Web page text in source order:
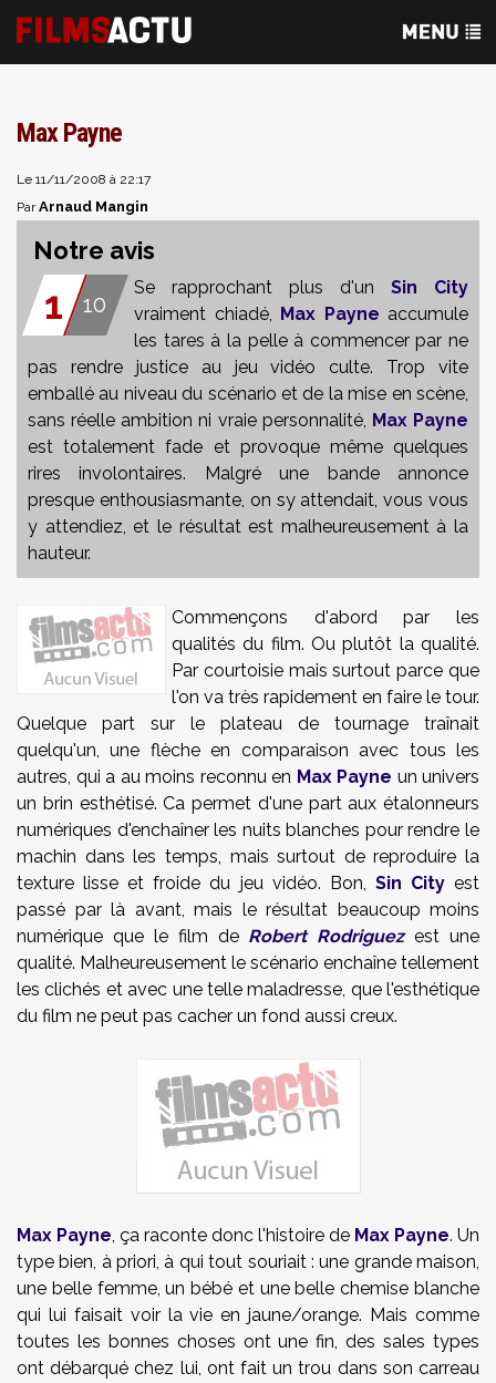
Max Payne
Le 11/11/2008 à 22:17
ParArnaud Mangin
Notre avis
1 10
Se rapprochant plus d'un Sin City
vraiment chiadé, Max Payne accumule
les tares à la pelle à commencer par ne
pas rendre justice au jeu vidéo culte. Trop vite
emballé au niveau du scénario et de la mise en scène,
sans réelle ambition ni vraie personnalité, Max Payne
est totalement fade et provoque même quelques
rires involontaires. Malgré une bande annonce
presque enthousiasmante, on sy attendait, vous vous
y attendiez, et le résultat est malheureusement à la
hauteur.
Commençons d'abord par les
qualités du film. Ou plutôt la qualité.
Par courtoisie mais surtout parce que
l'on va très rapidement en faire le tour.
Quelque part sur le plateau de tournage traînait
quelqu'un, une flèche en comparaison avec tous les
autres, qui a au moins reconnu en Max Payne un univers
un brin esthétisé. Ca permet d'une part aux étalonneurs
numériques d'enchaîner les nuits blanches pour rendre le
machin dans les temps, mais surtout de reproduire la
texture lisse et froide du jeu vidéo. Bon, Sin Cityest
passé par là avant, mais le résultat beaucoup moins
numérique que le film de Robert Rodriguezest une
qualité. Malheureusement le scénario enchaîne tellement
les clichés et avec une telle maladresse, que l'esthétique
du film ne peut pas cacher un fond aussi creux.
Max Payne, ça raconte donc l'histoire de Max Payne. Un
type bien, à priori, à qui tout souriait : une grande maison,
une belle femme, un bébé et une belle chemise blanche
qui lui faisait voir la vie en jaune/orange. Mais comme
toutes les bonnes choses ont une fin, des sales types
ont débarqué chez lui, ont fait un trou dans son carreau